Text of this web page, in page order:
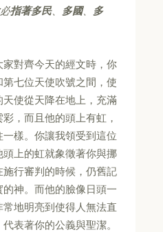
指著多民、 多國、
多
對齊今天的經文時，你
七位天使吹號之間，使
使從天降在地上，充滿
，而且他的頭上有虹，
樣。你讓我領受到這位
上的虹就象徵著你與挪
行審判的時候，仍舊記
神。而他的臉像日頭一
地明亮到使得人無法直
表著你的公義與聖潔。